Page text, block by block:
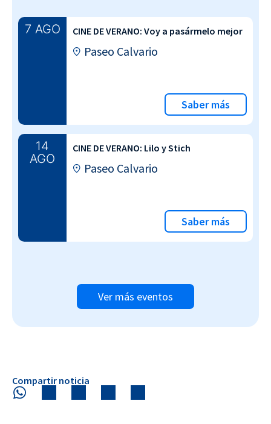
7 AGO CINE DE VERANO: Voy a pasármelo mejor
Paseo Calvario
Saber más
14
AGO
CINE DE VERANO: Lilo y Stich
Paseo Calvario
Saber más
Ver más eventos
Compartir noticia